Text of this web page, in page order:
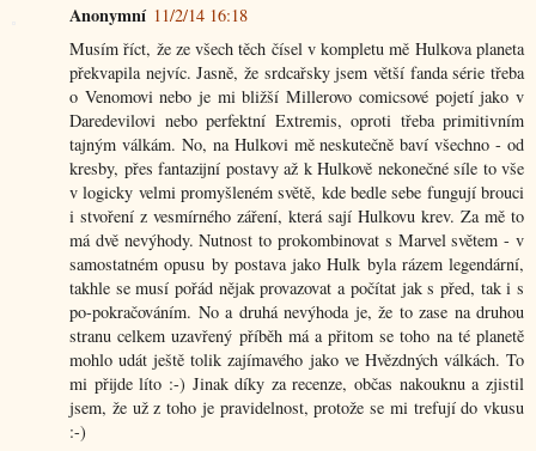
Anonymní 11/2/14 16:18
Musím říct, že ze všech těch čísel v kompletu mě Hulkova planeta
překvapila nejvíc. Jasně, že srdcařsky jsem větší fanda série třeba
o Venomovi nebo je mi bližší Millerovo comicsové pojetí jako v
Daredevilovi nebo perfektní Extremis, oproti třeba primitivním
tajným válkám. No, na Hulkovi mě neskutečně baví všechno - od
kresby, přes fantazijní postavy až k Hulkově nekonečné síle to vše
v logicky velmi promyšleném světě, kde bedle sebe fungují brouci
i stvoření z vesmírného záření, která sají Hulkovu krev. Za mě to
má dvě nevýhody. Nutnost to prokombinovat s Marvel světem - v
samostatném opusu by postava jako Hulk byla rázem legendární,
takhle se musí pořád nějak provazovat a počítat jak s před, tak i s
po-pokračováním. No a druhá nevýhoda je, že to zase na druhou
stranu celkem uzavřený příběh má a přitom se toho na té planetě
mohlo udát ještě tolik zajímavého jako ve Hvězdných válkách. To
mi přijde líto :-) Jinak díky za recenze, občas nakouknu a zjistil
jsem, že už z toho je pravidelnost, protože se mi trefují do vkusu
:-)